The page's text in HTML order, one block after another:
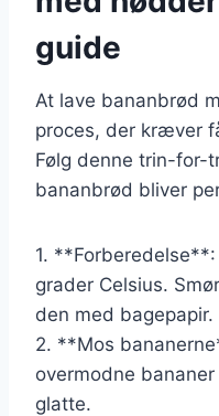
guide
At lave bananbrød
proces, der kræver
Følg denne trin-for-
bananbrød bliver
1.
grader Celsius.
den med bagepapir.
2. **Mos
overmodne
glatte.